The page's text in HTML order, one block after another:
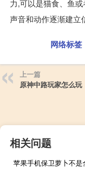
力,可以是猫食、鱼
声音和动作逐渐建立
网络标签
上一篇
原神中路玩家怎么玩
相关问题
苹果手机保卫萝卜不是